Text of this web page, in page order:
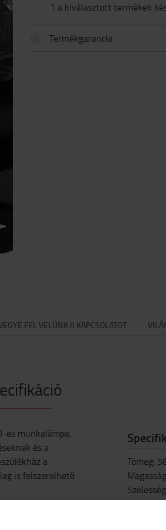
1 a kiválasztott termékek
Termékgarancia
FEL VELÜNK A KAPCSOLATOT
es munkalámpa,
és a
a
is felszerelhető
Tömeg:
Magasság
Szélesség